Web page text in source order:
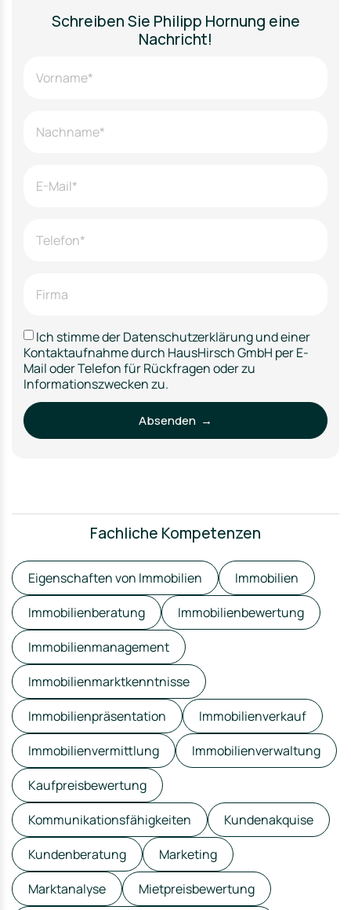
Schreiben Sie Philipp Hornung eine
Nachricht!
Ich stimme der Datenschutzerklärung und einer
Kontaktaufnahme durch HausHirsch GmbH per E-
Mail oder Telefon für Rückfragen oder zu
Informationszwecken zu.
Absenden →
Fachliche Kompetenzen
Eigenschaften von Immobilien
Immobilien
Immobilienberatung
Immobilienbewertung
Immobilienmanagement
Immobilienmarktkenntnisse
Immobilienpräsentation
Immobilienverkauf
Immobilienvermittlung
Immobilienverwaltung
Kaufpreisbewertung
Kommunikationsfähigkeiten
Kundenakquise
Kundenberatung
Marketing
Marktanalyse
Mietpreisbewertung